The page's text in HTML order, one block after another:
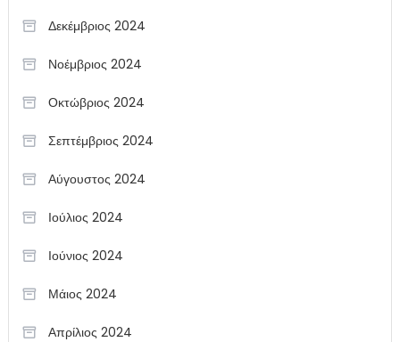
Δεκέμβριος 2024
Νοέμβριος 2024
Οκτώβριος 2024
Σεπτέμβριος 2024
Αύγουστος 2024
Ιούλιος 2024
Ιούνιος 2024
Μάιος 2024
Απρίλιος 2024